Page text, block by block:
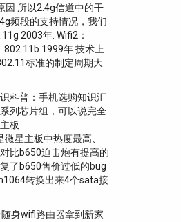
因 所以2.4g信道中的干
频段的支持情况，我们
2003年. Wifi2：
1999年 技术上
标准的制定周期大
科普：手机选购知识汇
列芯片组，可以说完全
板
星主板中热度最高、
比b650迫击炮有提高的
了b650售价过低的bug
转换出来4个sata接
身wifi路由器拿到新家